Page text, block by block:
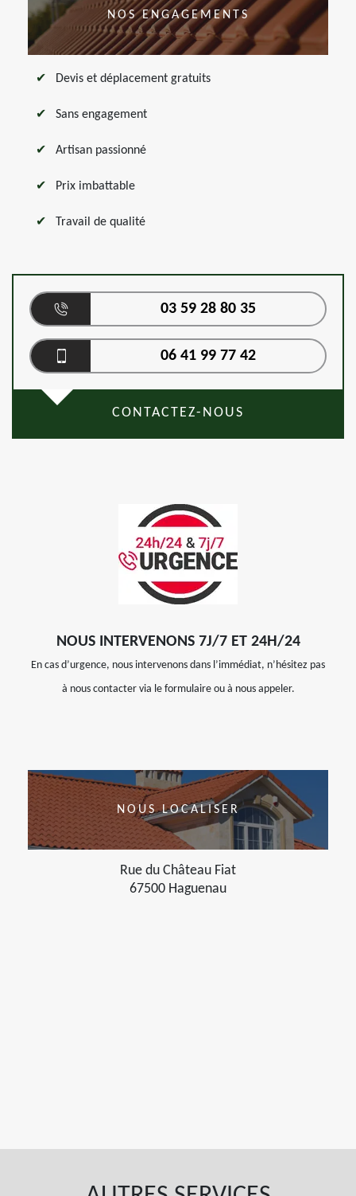
NOS ENGAGEMENTS
Devis et déplacement gratuits
Sans engagement
Artisan passionné
Prix imbattable
Travail de qualité
03 59 28 80 35
06 41 99 77 42
CONTACTEZ-NOUS
NOUS INTERVENONS 7J/7 ET 24H/24
En cas d’urgence, nous intervenons dans l’immédiat, n’hésitez pas
à nous contacter via le formulaire ou à nous appeler.
NOUS LOCALISER
Rue du Château Fiat
67500 Haguenau